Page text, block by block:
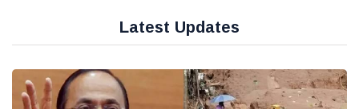
Latest Updates